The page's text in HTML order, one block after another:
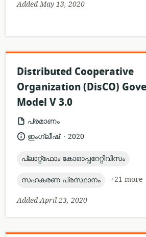
Added May 13, 2020
Distributed Cooperative
Organization (DisCO)
Model V 3.0
resource
format:
പ്രമാണം
language:
ഇംഗ്ലീഷ് .
date2020
topic:
പ്ലാറ്റ്ഫോം കോഓപ്പറേറ്റിവിസം
topic:
സഹകരണ പ്രസ്ഥാനം
+21 more
Added April 23, 2020